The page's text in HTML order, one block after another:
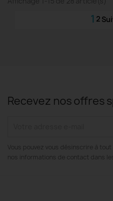
1 2
Recevez nos offres
Vous pouvez vous désinscrire à
nos informations de contact dans